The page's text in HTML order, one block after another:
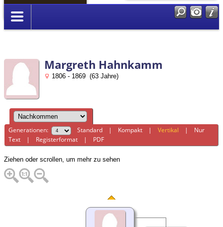
Anmelden
Margreth Hahnkamm
1806 - 1869 (63 Jahre)
Generationen: Standard | Kompakt |Vertikal | Nur
Text | Registerformat | PDF
Ziehen oder scrollen, um mehr zu sehen